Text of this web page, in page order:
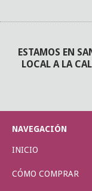
ESTAMOS EN
LOCAL A LA
NAVEGACIÓN
INICIO
CÓMO COMPRAR